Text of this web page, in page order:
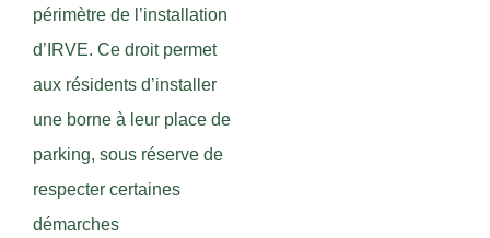
périmètre de l’installation
d’IRVE. Ce droit permet
aux résidents d’installer
une borne à leur place de
parking, sous réserve de
respecter certaines
démarches